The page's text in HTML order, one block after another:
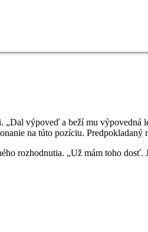
výpoveď a beží mu výpovedná
na túto pozíciu. Predpokladaný
rozhodnutia. „Už mám toho dosť.